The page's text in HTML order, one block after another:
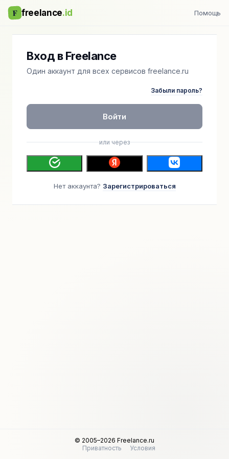
F freelance.id Помощь
Вход в Freelance
Один аккаунт для всех сервисов freelance.ru
Забыли пароль?
Войти
или через
Нет аккаунта? Зарегистрироваться
© 2005–2026 Freelance.ru
Приватность
Условия